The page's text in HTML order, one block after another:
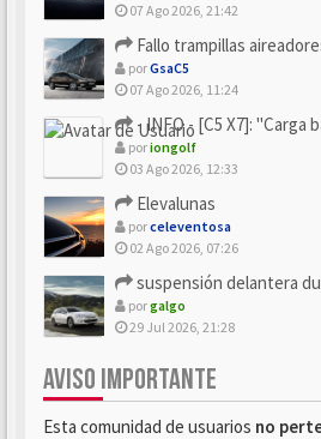
07 Ago 2026, 21:42
Fallo trampillas
porGsaC5
07 Ago 2026, 11:24
- INFO - [C5 X7]: "Carga
poriongolf
03 Ago 2026, 12:33
Elevalunas
porceleventosa
02 Ago 2026, 07:26
suspensión delantera
porgalgo
29 Jul 2026, 21:28
AVISO IMPORTANTE
Esta comunidad de usuarios no